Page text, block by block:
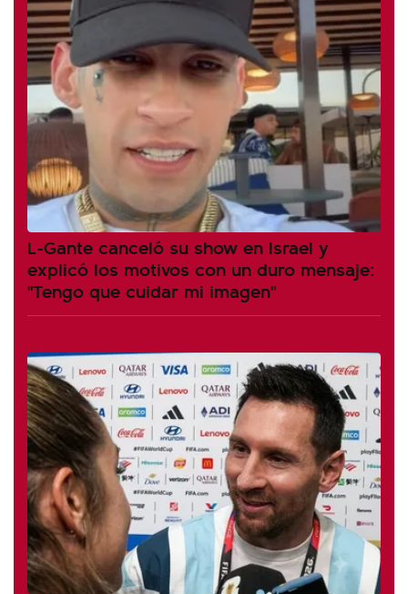
L-Gante canceló su show en Israel y
explicó los motivos con un duro mensaje:
"Tengo que cuidar mi imagen"